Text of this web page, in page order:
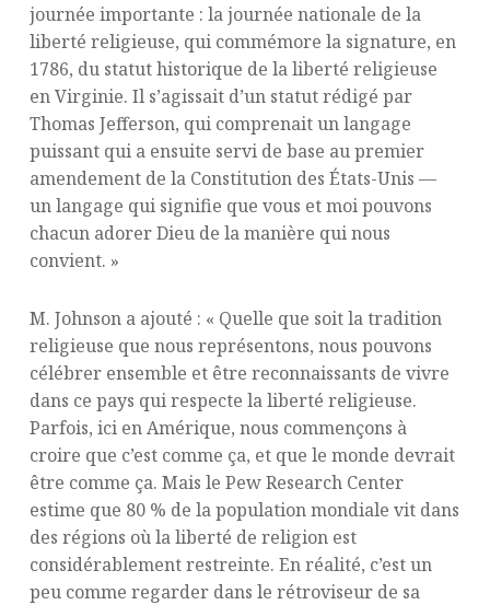
journée importante : la journée nationale de la
liberté religieuse, qui commémore la signature, en
1786, du statut historique de la liberté religieuse
en Virginie. Il s’agissait d’un statut rédigé par
Thomas Jefferson, qui comprenait un langage
puissant qui a ensuite servi de base au premier
amendement de la Constitution des États-Unis —
un langage qui signifie que vous et moi pouvons
chacun adorer Dieu de la manière qui nous
convient. »
M. Johnson a ajouté : « Quelle que soit la tradition
religieuse que nous représentons, nous pouvons
célébrer ensemble et être reconnaissants de vivre
dans ce pays qui respecte la liberté religieuse.
Parfois, ici en Amérique, nous commençons à
croire que c’est comme ça, et que le monde devrait
être comme ça. Mais le Pew Research Center
estime que 80 % de la population mondiale vit dans
des régions où la liberté de religion est
considérablement restreinte. En réalité, c’est un
peu comme regarder dans le rétroviseur de sa